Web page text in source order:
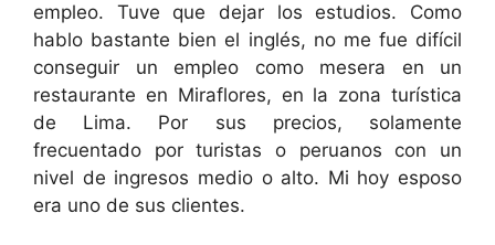
empleo. Tuve que dejar los estudios. Como
hablo bastante bien el inglés, no me fue difícil
conseguir un empleo como mesera en un
restaurante en Miraflores, en la zona turística
de Lima. Por sus precios, solamente
frecuentado por turistas o peruanos con un
nivel de ingresos medio o alto. Mi hoy esposo
era uno de sus clientes.